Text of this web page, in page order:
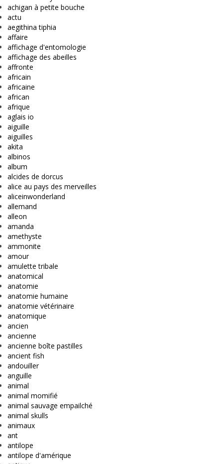
achigan à petite bouche
actu
aegithina tiphia
affaire
affichage d'entomologie
affichage des abeilles
affronte
africain
africaine
african
afrique
aglais io
aiguille
aiguilles
akita
albinos
album
alcides de dorcus
alice au pays des merveilles
aliceinwonderland
allemand
alleon
amanda
amethyste
ammonite
amour
amulette tribale
anatomical
anatomie
anatomie humaine
anatomie vétérinaire
anatomique
ancien
ancienne
ancienne boîte pastilles
ancient fish
andouiller
anguille
animal
animal momifié
animal sauvage empailché
animal skulls
animaux
ant
antilope
antilope d'amérique